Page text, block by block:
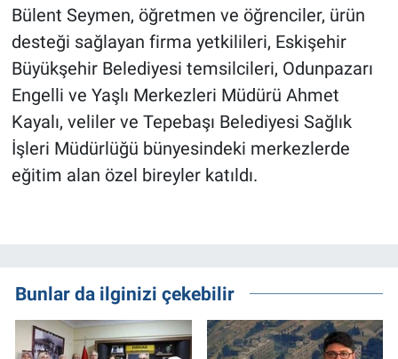
Bülent Seymen, öğretmen ve öğrenciler, ürün
desteği sağlayan firma yetkilileri, Eskişehir
Büyükşehir Belediyesi temsilcileri, Odunpazarı
Engelli ve Yaşlı Merkezleri Müdürü Ahmet
Kayalı, veliler ve Tepebaşı Belediyesi Sağlık
İşleri Müdürlüğü bünyesindeki merkezlerde
eğitim alan özel bireyler katıldı.
Bunlar da ilginizi çekebilir